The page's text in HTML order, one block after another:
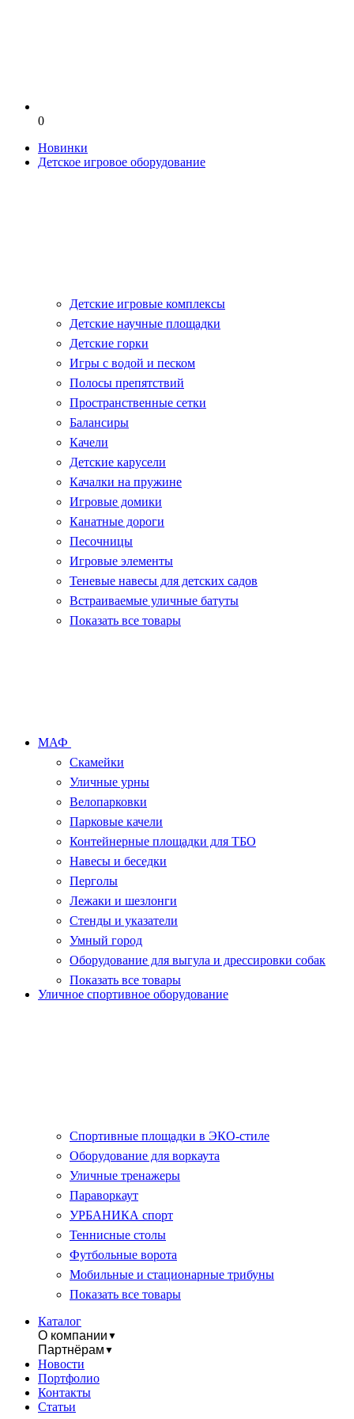
0
Новинки
Детское игровое оборудование
Детские игровые комплексы
Детские научные площадки
Детские горки
Игры с водой и песком
Полосы препятствий
Пространственные сетки
Балансиры
Качели
Детские карусели
Качалки на пружине
Игровые домики
Канатные дороги
Песочницы
Игровые элементы
Теневые навесы для детских садов
Встраиваемые уличные батуты
Показать все товары
МАФ
Скамейки
Уличные урны
Велопарковки
Парковые качели
Контейнерные площадки для ТБО
Навесы и беседки
Перголы
Лежаки и шезлонги
Стенды и указатели
Умный город
Оборудование для выгула и дрессировки собак
Показать все товары
Уличное спортивное оборудование
Спортивные площадки в ЭКО-стиле
Оборудование для воркаута
Уличные тренажеры
Параворкаут
УРБАНИКА спорт
Теннисные столы
Футбольные ворота
Мобильные и стационарные трибуны
Показать все товары
Каталог
О компании ▼
Партнёрам ▼
Новости
Портфолио
Контакты
Статьи